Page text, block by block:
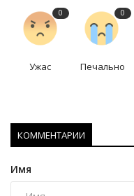
0
Ужас
0
Печально
КОММЕНТАРИИ
Имя